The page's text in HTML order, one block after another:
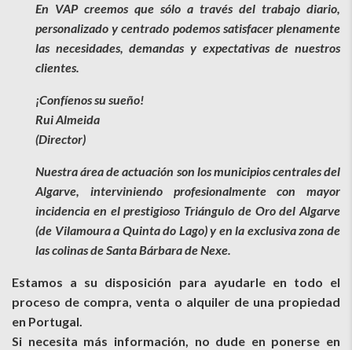
En VAP creemos que sólo a través del trabajo diario,
personalizado y centrado podemos satisfacer plenamente
las necesidades, demandas y expectativas de nuestros
clientes.
¡Confíenos su sueño!
Rui Almeida
(Director)
Nuestra área de actuación son los municipios centrales del
Algarve, interviniendo profesionalmente con mayor
incidencia en el prestigioso Triángulo de Oro del Algarve
(de Vilamoura a Quinta do Lago) y en la exclusiva zona de
las colinas de Santa Bárbara de Nexe.
Estamos a su disposición para ayudarle en todo el
proceso de compra, venta o alquiler de una propiedad
en Portugal.
Si necesita más información, no dude en ponerse en